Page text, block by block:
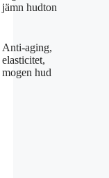
jämn hudton
Anti-aging,
elasticitet,
mogen hud